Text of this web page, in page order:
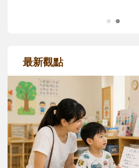
最新觀點